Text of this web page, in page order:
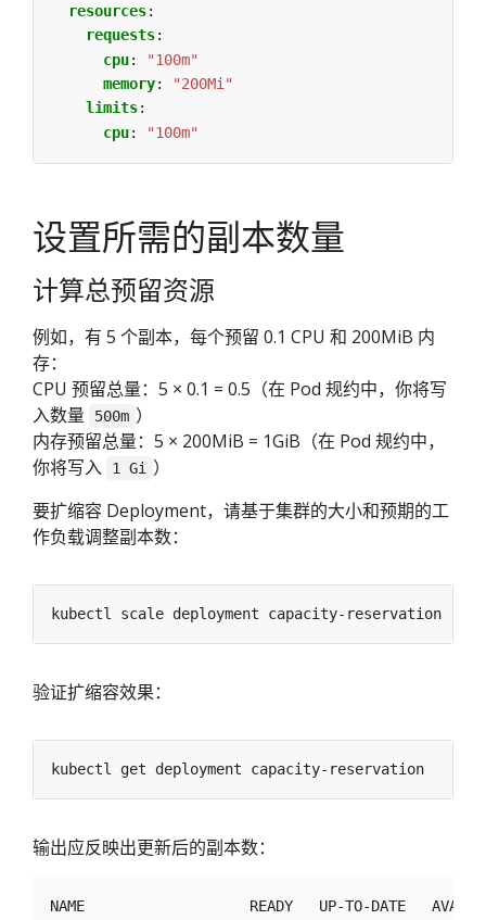
resources:
requests:
cpu:
"100m"
memory:
"200Mi"
limits:
cpu: "100m"
设置所需的副本数量
计算总预留资源
例如，有 5 个副本，每个预留 0.1 CPU 和 200MiB 内
存：
CPU 预留总量：5 × 0.1 = 0.5（在 Pod 规约中，你将写
入数量
500m ）
内存预留总量：5 × 200MiB = 1GiB（在 Pod 规约中，
你将写入
1 Gi
）
要扩缩容 Deployment，请基于集群的大小和预期的工
作负载调整副本数：
kubectl scale deployment capacity-reservation --
验证扩缩容效果：
输出应反映出更新后的副本数：
NAME                   READY   UP-TO-DATE